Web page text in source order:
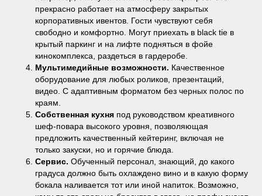
прекрасно работает на атмосферу закрытых
корпоративных ивентов. Гости чувствуют себя
свободно и комфортно. Могут приехать в black tie в
крытый паркинг и на лифте подняться в фойе
кинокомплекса, раздеться в гардеробе.
Мультимедийные возможности. Качественное
оборудование для любых роликов, презентаций,
видео. С адаптивным форматом без черных полос по
краям.
Собственная кухня под руководством креативного
шеф-повара высокого уровня, позволяющая
предложить качественный кейтеринг, включая не
только закуски, но и горячие блюда.
Сервис. Обученный персонал, знающий, до какого
градуса должно быть охлаждено вино и в какую форму
бокала наливается тот или иной напиток. Возможно,